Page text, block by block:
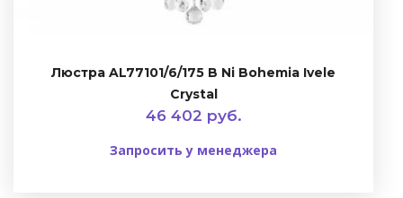
Люстра AL77101/6/175 B Ni Bohemia Ivele
Crystal
46 402 руб.
Запросить у менеджера